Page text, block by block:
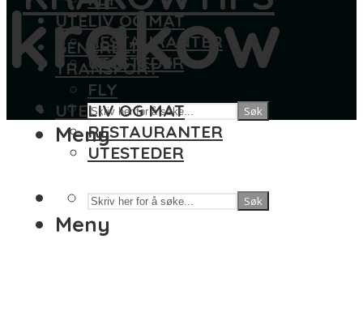
UTELIV OG MAT
RESTAURANTER
UTESTEDER
Søk
Meny
GENERELT
TRANSPORT
FLY
UTELIV OG MAT
RESTAURANTER
UTESTEDER
Søk
Meny
krakow